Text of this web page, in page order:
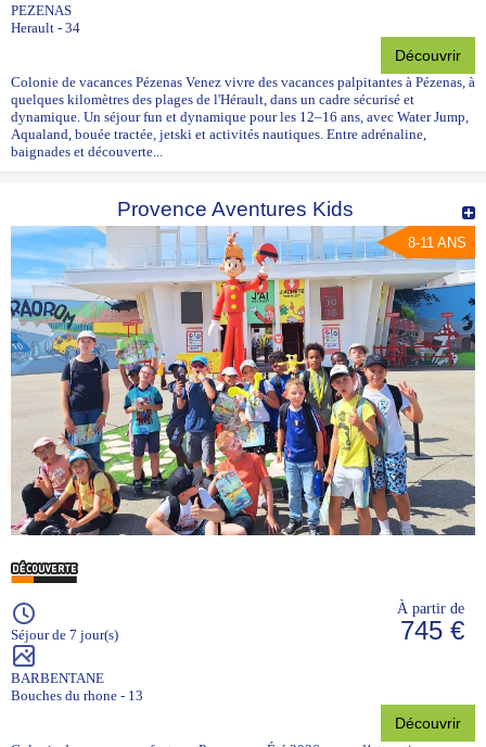
PEZENAS
Herault - 34
Découvrir
Colonie de vacances Pézenas Venez vivre des vacances palpitantes à Pézenas, à
quelques kilomètres des plages de l'Hérault, dans un cadre sécurisé et
dynamique. Un séjour fun et dynamique pour les 12–16 ans, avec Water Jump,
Aqualand, bouée tractée, jetski et activités nautiques. Entre adrénaline,
baignades et découverte...
Provence Aventures Kids
8-11 ANS
Séjour de 7 jour(s)
BARBENTANE
Bouches du rhone - 13
À partir de
745 €
Découvrir